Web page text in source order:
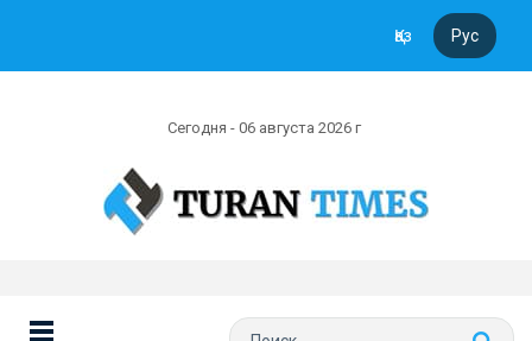
Қаз Рус
Сегодня - 06 августа 2026 г